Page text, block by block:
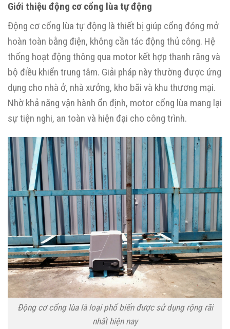
Giới thiệu động cơ cổng lùa tự động
Động cơ cổng lùa tự động là thiết bị giúp cổng đóng mở
hoàn toàn bằng điện, không cần tác động thủ công. Hệ
thống hoạt động thông qua motor kết hợp thanh răng và
bộ điều khiển trung tâm. Giải pháp này thường được ứng
dụng cho nhà ở, nhà xưởng, kho bãi và khu thương mại.
Nhờ khả năng vận hành ổn định, motor cổng lùa mang lại
sự tiện nghi, an toàn và hiện đại cho công trình.
Động cơ cổng lùa là loại phổ biến được sử dụng rộng rãi
nhất hiện nay